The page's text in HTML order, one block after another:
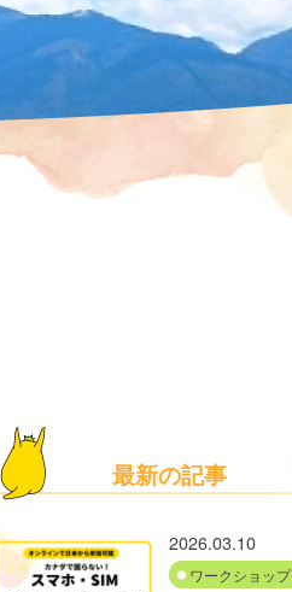
最新の記事
2026.03.10
ワークショップ